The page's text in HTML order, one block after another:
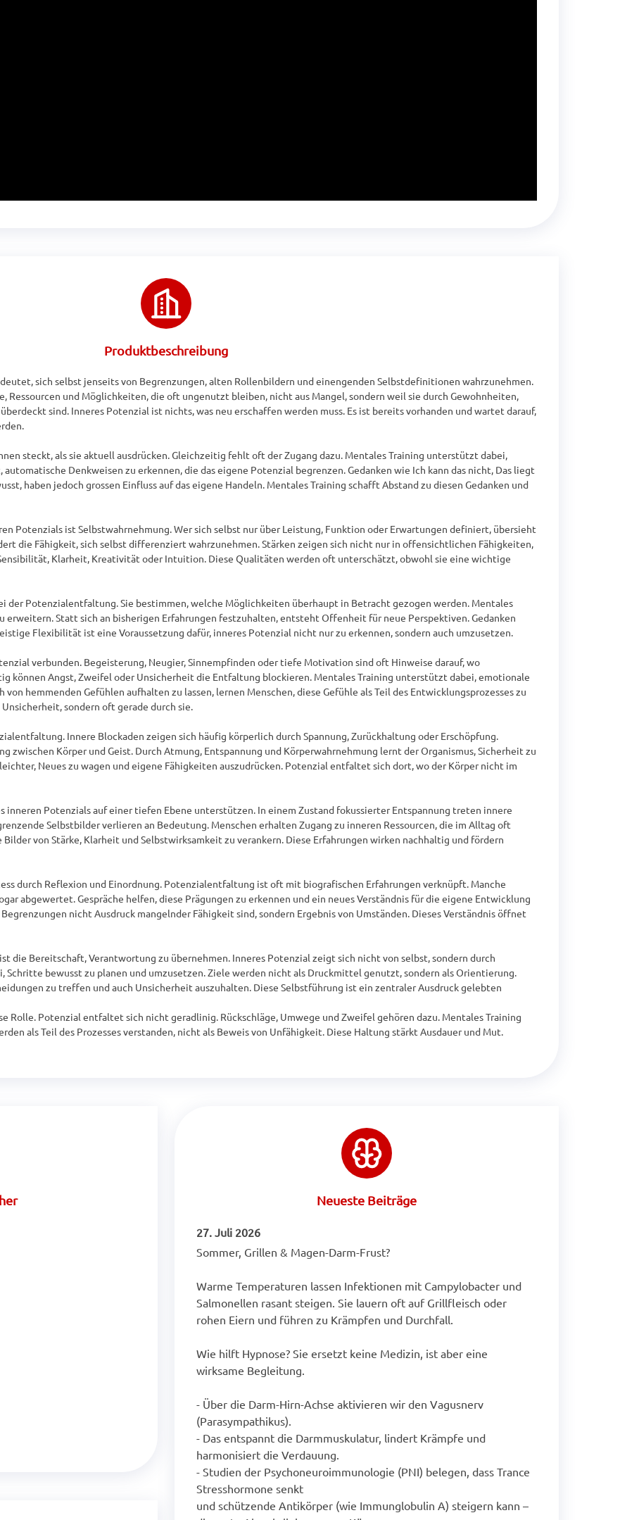
Produktbeschreibung
sich selbst jenseits von Begrenzungen, alten Rollenbildern und einengenden Selbstdefinitionen wahrzunehmen.
Ressourcen und Möglichkeiten, die oft ungenutzt bleiben, nicht aus Mangel, sondern weil sie durch Gewohnheiten,
sind. Inneres Potenzial ist nichts, was neu erschaffen werden muss. Es ist bereits vorhanden und wartet darauf,
steckt, als sie aktuell ausdrücken. Gleichzeitig fehlt oft der Zugang dazu. Mentales Training unterstützt dabei,
Denkweisen zu erkennen, die das eigene Potenzial begrenzen. Gedanken wie Ich kann das nicht, Das liegt
haben jedoch grossen Einfluss auf das eigene Handeln. Mentales Training schafft Abstand zu diesen Gedanken und
Potenzials ist Selbstwahrnehmung. Wer sich selbst nur über Leistung, Funktion oder Erwartungen definiert, übersieht
die Fähigkeit, sich selbst differenziert wahrzunehmen. Stärken zeigen sich nicht nur in offensichtlichen Fähigkeiten,
Klarheit, Kreativität oder Intuition. Diese Qualitäten werden oft unterschätzt, obwohl sie eine wichtige
der Potenzialentfaltung. Sie bestimmen, welche Möglichkeiten überhaupt in Betracht gezogen werden. Mentales
erweitern. Statt sich an bisherigen Erfahrungen festzuhalten, entsteht Offenheit für neue Perspektiven. Gedanken
Flexibilität ist eine Voraussetzung dafür, inneres Potenzial nicht nur zu erkennen, sondern auch umzusetzen.
verbunden. Begeisterung, Neugier, Sinnempfinden oder tiefe Motivation sind oft Hinweise darauf, wo
können Angst, Zweifel oder Unsicherheit die Entfaltung blockieren. Mentales Training unterstützt dabei, emotionale
hemmenden Gefühlen aufhalten zu lassen, lernen Menschen, diese Gefühle als Teil des Entwicklungsprozesses zu
sondern oft gerade durch sie.
Innere Blockaden zeigen sich häufig körperlich durch Spannung, Zurückhaltung oder Erschöpfung.
zwischen Körper und Geist. Durch Atmung, Entspannung und Körperwahrnehmung lernt der Organismus, Sicherheit zu
Neues zu wagen und eigene Fähigkeiten auszudrücken. Potenzial entfaltet sich dort, wo der Körper nicht im
inneren Potenzials auf einer tiefen Ebene unterstützen. In einem Zustand fokussierter Entspannung treten innere
Selbstbilder verlieren an Bedeutung. Menschen erhalten Zugang zu inneren Ressourcen, die im Alltag oft
von Stärke, Klarheit und Selbstwirksamkeit zu verankern. Diese Erfahrungen wirken nachhaltig und fördern
durch Reflexion und Einordnung. Potenzialentfaltung ist oft mit biografischen Erfahrungen verknüpft. Manche
abgewertet. Gespräche helfen, diese Prägungen zu erkennen und ein neues Verständnis für die eigene Entwicklung
nicht Ausdruck mangelnder Fähigkeit sind, sondern Ergebnis von Umständen. Dieses Verständnis öffnet
die Bereitschaft, Verantwortung zu übernehmen. Inneres Potenzial zeigt sich nicht von selbst, sondern durch
Schritte bewusst zu planen und umzusetzen. Ziele werden nicht als Druckmittel genutzt, sondern als Orientierung.
zu treffen und auch Unsicherheit auszuhalten. Diese Selbstführung ist ein zentraler Ausdruck gelebten
Rolle. Potenzial entfaltet sich nicht geradlinig. Rückschläge, Umwege und Zweifel gehören dazu. Mentales Training
als Teil des Prozesses verstanden, nicht als Beweis von Unfähigkeit. Diese Haltung stärkt Ausdauer und Mut.
Neueste Beiträge
27. Juli 2026
Sommer, Grillen & Magen-Darm-Frust?
Warme Temperaturen lassen Infektionen mit Campylobacter und
Salmonellen rasant steigen. Sie lauern oft auf Grillfleisch oder
rohen Eiern und führen zu Krämpfen und Durchfall.
Wie hilft Hypnose? Sie ersetzt keine Medizin, ist aber eine
wirksame Begleitung.
- Über die Darm-Hirn-Achse aktivieren wir den Vagusnerv
(Parasympathikus).
- Das entspannt die Darmmuskulatur, lindert Krämpfe und
harmonisiert die Verdauung.
- Studien der Psychoneuroimmunologie (PNI) belegen, dass Trance
Stresshormone senkt
und schützende Antikörper (wie Immunglobulin A) steigern kann –